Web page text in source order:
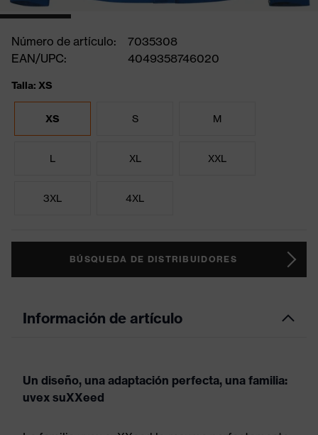
Número de artículo:
7035308
EAN/UPC:
4049358746020
Talla: XS
XS S M
L XL XXL
3XL 4XL
BÚSQUEDA DE DISTRIBUIDORES
Información de artículo
Un diseño, una adaptación perfecta, una familia:
uvex suXXeed